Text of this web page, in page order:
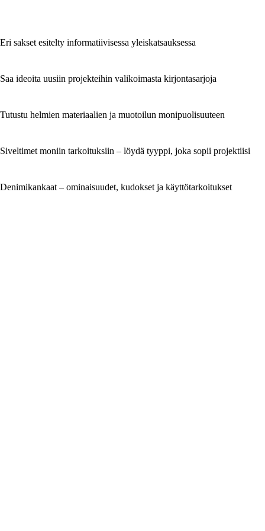
Eri sakset esitelty informatiivisessa yleiskatsauksessa
Saa ideoita uusiin projekteihin valikoimasta kirjontasarjoja
Tutustu helmien materiaalien ja muotoilun monipuolisuuteen
Siveltimet moniin tarkoituksiin – löydä tyyppi, joka sopii projektiisi
Denimikankaat – ominaisuudet, kudokset ja käyttötarkoitukset